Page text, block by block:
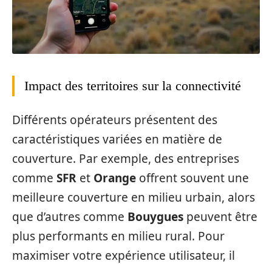
Impact des territoires sur la connectivité
Différents opérateurs présentent des
caractéristiques variées en matière de
couverture. Par exemple, des entreprises
comme SFR et Orange offrent souvent une
meilleure couverture en milieu urbain, alors
que d’autres comme Bouygues peuvent être
plus performants en milieu rural. Pour
maximiser votre expérience utilisateur, il